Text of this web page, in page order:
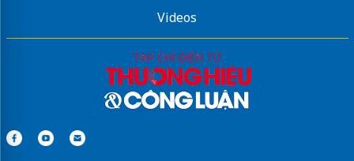
Videos